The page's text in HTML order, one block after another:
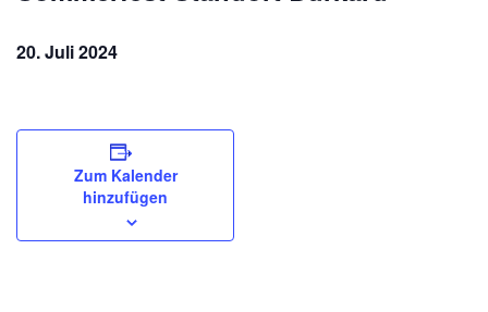
20. Juli 2024
Zum Kalender
hinzufügen